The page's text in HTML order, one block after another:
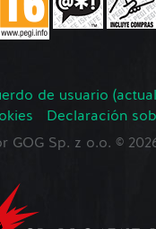
de usuario
Declaración
Sp. z o.o. ©